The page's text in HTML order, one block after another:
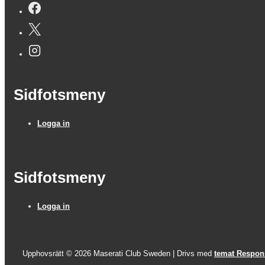
Sidfotsmeny
Logga in
Sidfotsmeny
Logga in
Upphovsrätt © 2026 Maserati Club Sweden | Drivs med temat